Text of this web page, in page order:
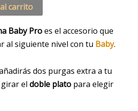
carrito
Baby Proes el accesorio que
al siguiente nivel con tu Baby.
dos purgas extra a tu
el doble plato para elegir